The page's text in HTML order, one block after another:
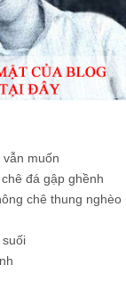
muốn
đá gập ghềnh
chê thung nghèo